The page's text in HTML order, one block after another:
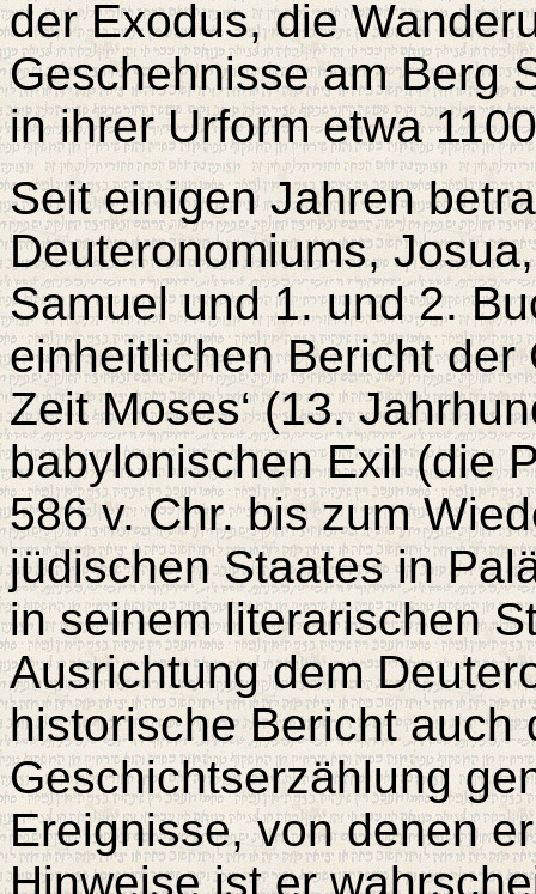
der Exodus, die
Geschehnisse am Berg
in ihrer Urform etwa
Seit einigen Jahren
Deuteronomiums,
Samuel und 1. und 2.
einheitlichen Bericht
Zeit Moses‘ (13.
babylonischen Exil (die
586 v. Chr. bis zum
jüdischen Staates in
in seinem literarischen
Ausrichtung dem
historische Bericht auch
Geschichtserzählung
Ereignisse, von denen
Hinweise ist er